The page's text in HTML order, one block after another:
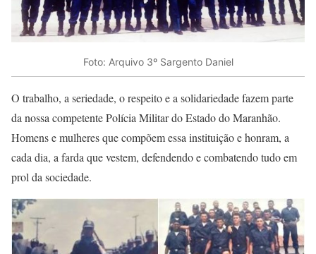
Foto: Arquivo 3º Sargento Daniel
O trabalho, a seriedade, o respeito e a solidariedade fazem parte
da nossa competente Polícia Militar do Estado do Maranhão.
Homens e mulheres que compõem essa instituição e honram, a
cada dia, a farda que vestem, defendendo e combatendo tudo em
prol da sociedade.